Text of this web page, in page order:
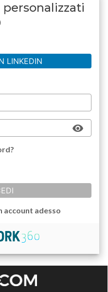
LINKEDIN
account adesso